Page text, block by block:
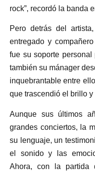
rock”, recordó la banda
Pero detrás del
entregado y
fue su soporte
también su mánager
inquebrantable entre
que trascendió el brillo y
Aunque sus últimos
grandes conciertos, la
su lenguaje, un
el sonido y las
Ahora, con la partida